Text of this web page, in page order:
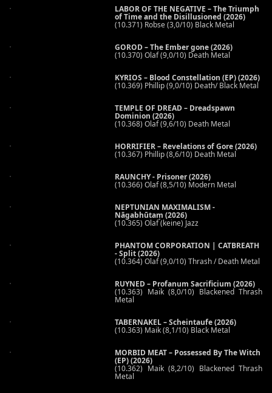
LABOR OF THE NEGATIVE – The Triumph
of Time and the Disillusioned (2026)
(10.371) Robse (3,0/10) Black Metal
GOROD – The Ember gone (2026)
(10.370) Olaf (9,0/10) Death Metal
KYRIOS – Blood Constellation (EP) (2026)
(10.369) Phillip (9,0/10) Death/ Black Metal
TEMPLE OF DREAD – Dreadspawn
Dominion (2026)
(10.368) Olaf (9,6/10) Death Metal
HORRIFIER – Revelations of Gore (2026)
(10.367) Phillip (8,6/10) Death Metal
RAUNCHY - Prisoner (2026)
(10.366) Olaf (8,5/10) Modern Metal
NEPTUNIAN MAXIMALISM -
Nāgabhūtaṃ (2026)
(10.365) Olaf (keine) Jazz
PHANTOM CORPORATION | CATBREATH
- Split (2026)
(10.364) Olaf (9,0/10) Thrash / Death Metal
RUYNED – Profanum Sacrificium (2026)
(10.363) Maik (8,0/10) Blackened Thrash
Metal
TABERNAKEL – Scheintaufe (2026)
(10.363) Maik (8,1/10) Black Metal
MORBID MEAT – Possessed By The Witch
(EP) (2026)
(10.362) Maik (8,2/10) Blackened Thrash
Metal